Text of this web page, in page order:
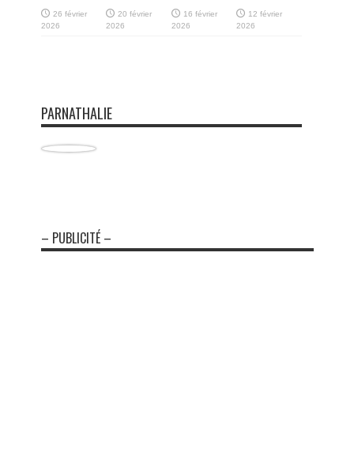
26 février
2026
20 février
2026
16 février
2026
12 février
2026
PARNATHALIE
– PUBLICITÉ –